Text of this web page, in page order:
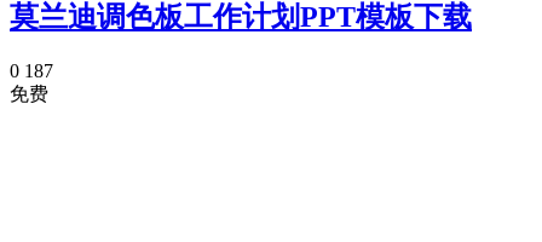
莫兰迪调色板工作计划PPT模板下载
0 187
免费